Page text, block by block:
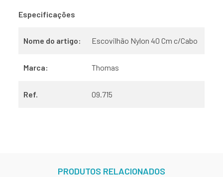
Especificações
Nome do artigo: Escovilhão Nylon 40 Cm c/Cabo
Marca: Thomas
Ref. 09.715
PRODUTOS RELACIONADOS